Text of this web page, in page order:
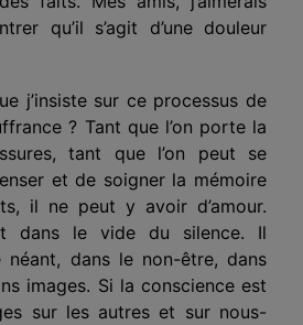
qu’il s’agit d’une douleur
j’insiste sur ce processus de
? Tant que l’on porte la
tant que l’on peut se
et de soigner la mémoire
il ne peut y avoir d’amour.
dans le vide du silence. Il
néant, dans le non-être, dans
images. Si la conscience est
sur les autres et sur nous-